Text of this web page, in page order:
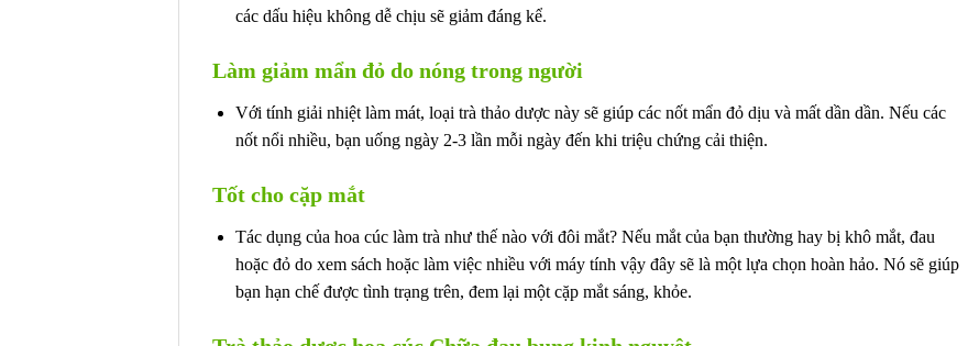
các dấu hiệu không dễ chịu sẽ giảm đáng kể.
Làm giảm mẩn đỏ do nóng trong người
Với tính giải nhiệt làm mát, loại trà thảo dược này sẽ giúp các nốt mẩn đỏ dịu và mất dần dần. Nếu các
nốt nổi nhiều, bạn uống ngày 2-3 lần mỗi ngày đến khi triệu chứng cải thiện.
Tốt cho cặp mắt
Tác dụng của hoa cúc làm trà như thế nào với đôi mắt? Nếu mắt của bạn thường hay bị khô mắt, đau
hoặc đỏ do xem sách hoặc làm việc nhiều với máy tính vậy đây sẽ là một lựa chọn hoàn hảo. Nó sẽ giúp
bạn hạn chế được tình trạng trên, đem lại một cặp mắt sáng, khỏe.